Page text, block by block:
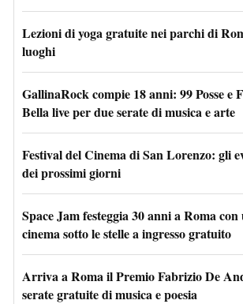
Lezioni di yoga gratuite nei parchi di
luoghi
GallinaRock compie 18 anni: 99 Posse e
Bella live per due serate di musica e arte
Festival del Cinema di San Lorenzo: gli
dei prossimi giorni
Space Jam festeggia 30 anni a Roma
cinema sotto le stelle a ingresso gratuito
Arriva a Roma il Premio Fabrizio De
serate gratuite di musica e poesia